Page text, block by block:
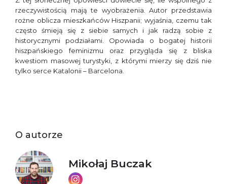
rzeczywistością mają te wyobrażenia. Autor przedstawia
rożne oblicza mieszkańców Hiszpanii; wyjaśnia, czemu tak
często śmieją się z siebie samych i jak radzą sobie z
historycznymi podziałami. Opowiada o bogatej historii
hiszpańskiego feminizmu oraz przygląda się z bliska
kwestiom masowej turystyki, z którymi mierzy się dziś nie
tylko serce Katalonii – Barcelona.
O autorze
Mikołaj Buczak